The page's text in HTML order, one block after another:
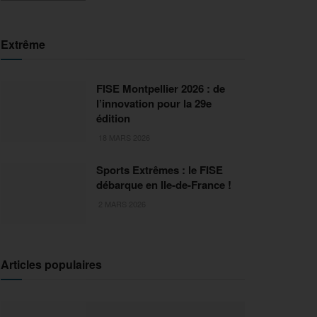
Extrême
FISE Montpellier 2026 : de
l’innovation pour la 29e
édition
Sports Extrêmes : le FISE
débarque en Ile-de-France !
Articles populaires